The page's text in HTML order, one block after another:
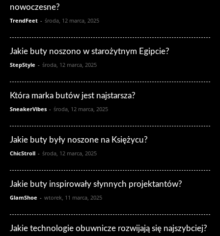
nowoczesne?
TrendFeet - środa, 12 marca, 2025
Jakie buty noszono w starożytnym Egipcie?
StepStyle - środa, 12 marca, 2025
Która marka butów jest najstarsza?
SneakerVibes - środa, 12 marca, 2025
Jakie buty były noszone na Księżycu?
ChicStroll - środa, 12 marca, 2025
Jakie buty inspirowały słynnych projektantów?
GlamShoe - wtorek, 11 marca, 2025
Jakie technologie obuwnicze rozwijają się najszybciej?